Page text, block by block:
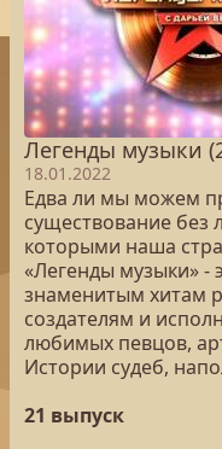
Легенды музыки
18.01.2022
Едва ли мы можем
существование без
которыми наша
«Легенды музыки» -
знаменитым хитам
создателям и
любимых певцов,
Истории судеб,
21 выпуск